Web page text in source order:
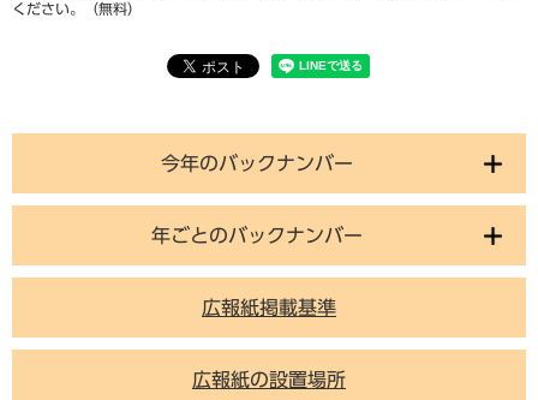
今年のバックナンバー
年ごとのバックナンバー
広報紙掲載基準
広報紙の設置場所
ください。（無料）